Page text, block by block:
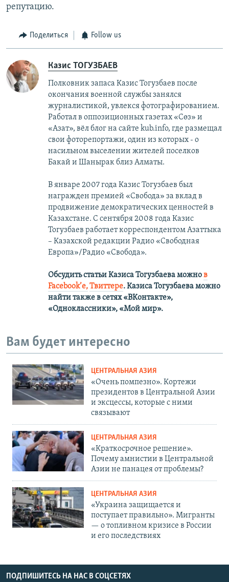
репутацию.
Поделиться Follow us
Казис ТОГУЗБАЕВ
Полковник запаса Казис Тогузбаев после
окончания военной службы занялся
журналистикой, увлекся фотографированием.
Работал в оппозиционных газетах «Сөз» и
«Азат», вёл блог на сайте kub.info, где размещал
свои фоторепортажи, один из которых - о
насильном выселении жителей поселков
Бакай и Шанырак близ Алматы.
В январе 2007 года Казис Тогузбаев был
награжден премией «Свобода» за вклад в
продвижение демократических ценностей в
Казахстане. С сентября 2008 года Казис
Тогузбаев работает корреспондентом Азаттыка
– Казахской редакции Радио «Свободная
Европа»/Радио «Свобода».
Обсудить статьи Казиса Тогузбаева можнов
Facebook’е,Твиттере.Казиса Тогузбаева можно
найти также в сетях«ВКонтакте»,
«Одноклассники», «Мой мир».
Вам будет интересно
ЦЕНТРАЛЬНАЯ АЗИЯ
«Очень помпезно». Кортежи
президентов в Центральной Азии
и эксцессы, которые с ними
связывают
ЦЕНТРАЛЬНАЯ АЗИЯ
«Краткосрочное решение».
Почему амнистии в Центральной
Азии не панацея от проблемы?
ЦЕНТРАЛЬНАЯ АЗИЯ
«Украина защищается и
поступает правильно». Мигранты
— о топливном кризисе в России
и его последствиях
ПОДПИШИТЕСЬ НА НАС В СОЦСЕТЯХ